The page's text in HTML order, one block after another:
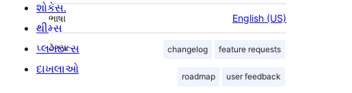
ભાષા English (US)
ટૅગ્સ: changelog feature requests
roadmap user feedback
શોકેસ.
થીમ્સ
પ્લગઇન્સ
દાખલાઓ